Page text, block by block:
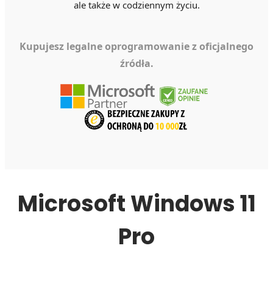
ale także w codziennym życiu.
Kupujesz legalne oprogramowanie z oficjalnego
źródła.
Microsoft Windows 11
Pro